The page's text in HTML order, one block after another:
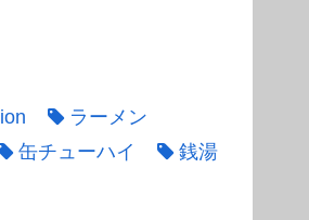
ラーメン
缶チューハイ
銭湯